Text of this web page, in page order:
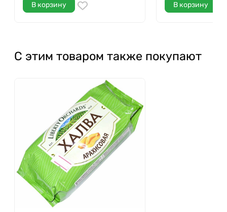
В корзину В корзину
С этим товаром также покупают